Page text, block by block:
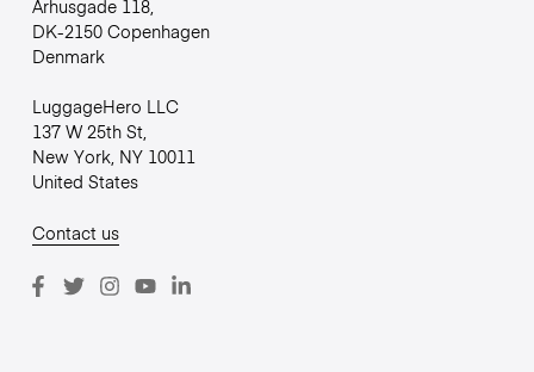
Århusgade 118,
DK-2150 Copenhagen
Denmark
LuggageHero LLC
137 W 25th St,
New York, NY 10011
United States
Contact us